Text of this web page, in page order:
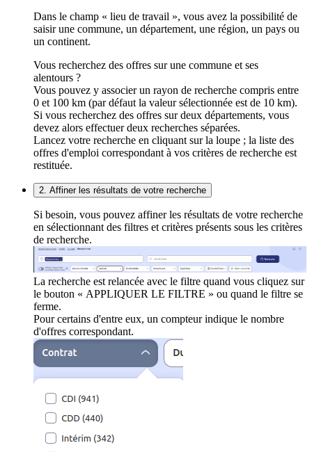
Dans le champ « lieu de travail », vous avez la possibilité de
saisir une commune, un département, une région, un pays ou
un continent.
Vous recherchez des offres sur une commune et ses
alentours ?
Vous pouvez y associer un rayon de recherche compris entre
0 et 100 km (par défaut la valeur sélectionnée est de 10 km).
Si vous recherchez des offres sur deux départements, vous
devez alors effectuer deux recherches séparées.
Lancez votre recherche en cliquant sur la loupe ; la liste des
offres d'emploi correspondant à vos critères de recherche est
restituée.
2. Affiner les résultats de votre recherche
Si besoin, vous pouvez affiner les résultats de votre recherche
en sélectionnant des filtres et critères présents sous les critères
de recherche.
La recherche est relancée avec le filtre quand vous cliquez sur
le bouton « APPLIQUER LE FILTRE » ou quand le filtre se
ferme.
Pour certains d'entre eux, un compteur indique le nombre
d'offres correspondant.